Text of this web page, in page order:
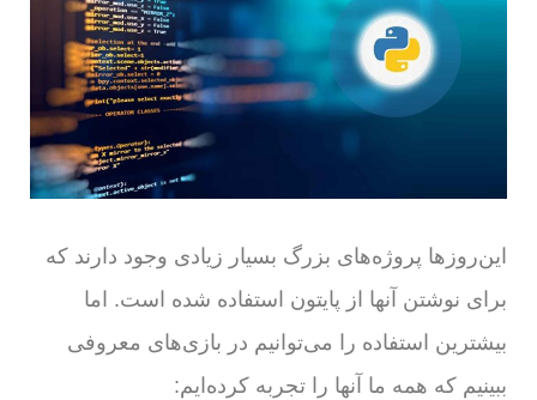
این‌روزها پروژه‌های بزرگ بسیار زیادی وجود دارند که
برای نوشتن آنها از پایتون استفاده شده است. اما
بیشترین استفاده را می‌توانیم در بازی‌های معروفی
ببینیم که همه ما آنها را تجربه کرده‌ایم: